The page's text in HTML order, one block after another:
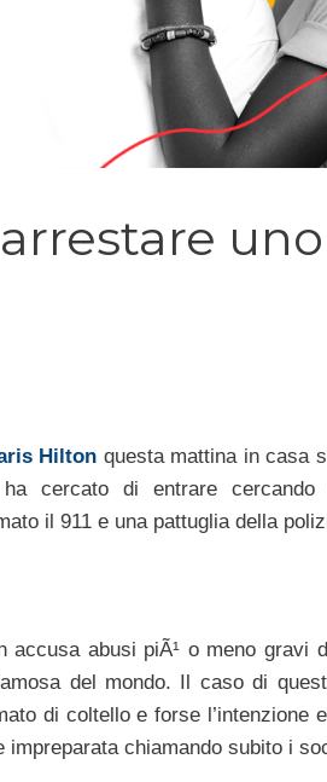
Hilton questa mattina in casa
cercato di entrare
il 911 e una pattuglia della
accusa abusi piÃ¹ o meno gravi
del mondo. Il caso di
di coltello e forse l’intenzione
impreparata chiamando subito i